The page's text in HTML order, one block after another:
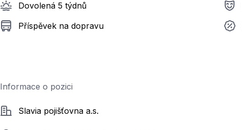
Dovolená 5 týdnů
Příspěvek na dopravu
Informace o pozici
SpolečnostSlavia pojišťovna a.s.